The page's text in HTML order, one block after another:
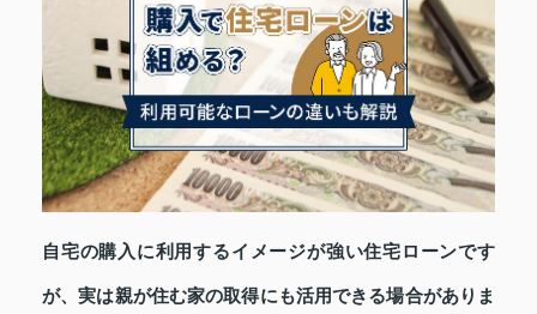
自宅の購入に利用するイメージが強い住宅ローンです
が、実は親が住む家の取得にも活用できる場合がありま